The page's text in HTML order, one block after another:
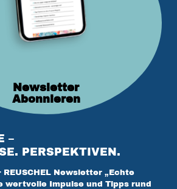
–
PERSPEKTIVEN.
REUSCHEL Newsletter „Echte
wertvolle Impulse und Tipps rund
Newsletter
Abonnieren